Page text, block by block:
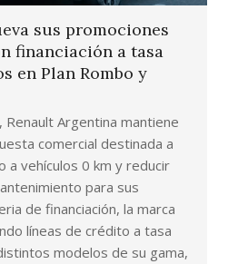
sus promociones
financiación a tasa
en Plan Rombo y
Argentina mantiene
comercial destinada a
a vehículos 0 km y reducir
para sus
de financiación, la marca
líneas de crédito a tasa
modelos de su gama,